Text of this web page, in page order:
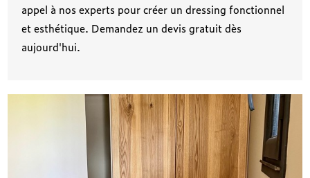
appel à nos experts pour créer un dressing fonctionnel
et esthétique. Demandez un devis gratuit dès
aujourd'hui.